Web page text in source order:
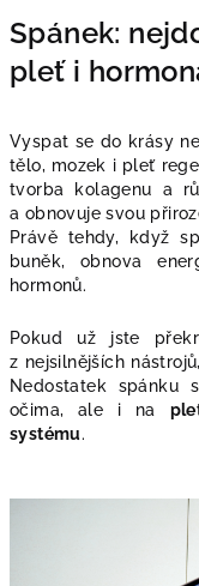
Spánek:
pleť i
Vyspat se do krásy
tělo, mozek i pleť
tvorba kolagenu a
a obnovuje svou
Právě tehdy, když
buněk, obnova
hormonů.
Pokud už jste
z nejsilnějších
Nedostatek spánku
očima, ale i na
systému.